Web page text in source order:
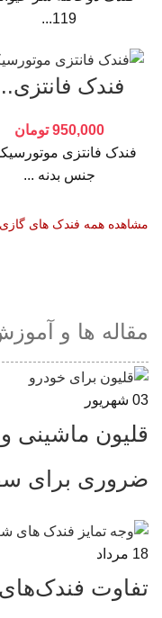
119...
فندک
950,000 تومان
فندک فانتزی
جنس بدنه ...
مشاهده همه فندک های گازی
مقاله ها و
03 شهریور
قلیون ماشینی و
ضروری برای
18 مرداد
تفاوت